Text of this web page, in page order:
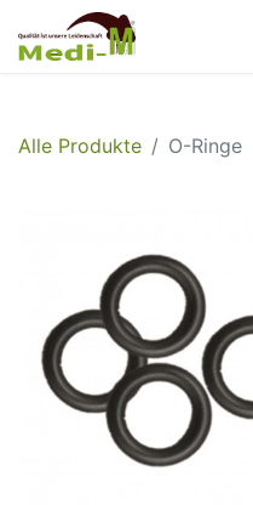
Alle Produkte O-Ringe